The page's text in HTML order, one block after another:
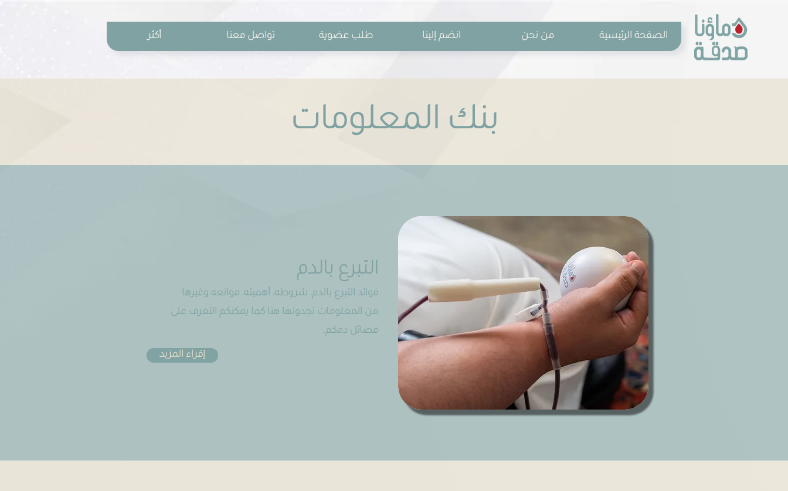
الصفحة الرئيسية من نحن انضم إلينا طلب عضوية تواصل معنا أكثر
بنك المعلومات
التبرع بالدم
فوائد التبرع بالدم، شروطه، أهميته، موانعه وغيرها
من المعلومات تجدونها هنا كما يمكنكم التعرف على
فصائل دمكم.
إقراء المزيد